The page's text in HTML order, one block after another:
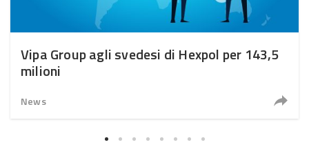
Vipa Group agli svedesi di Hexpol per 143,5
milioni
News